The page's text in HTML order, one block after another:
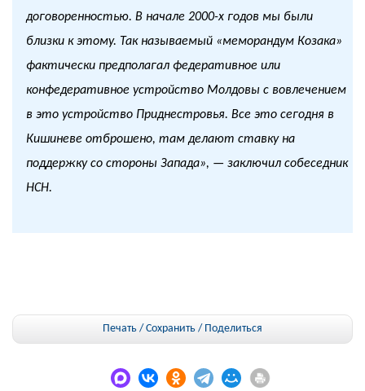
договоренностью. В начале 2000-х годов мы были
близки к этому. Так называемый «меморандум Козака»
фактически предполагал федеративное или
конфедеративное устройство Молдовы с вовлечением
в это устройство Приднестровья. Все это сегодня в
Кишиневе отброшено, там делают ставку на
поддержку со стороны Запада», — заключил собеседник
НСН.
Печать / Сохранить / Поделиться